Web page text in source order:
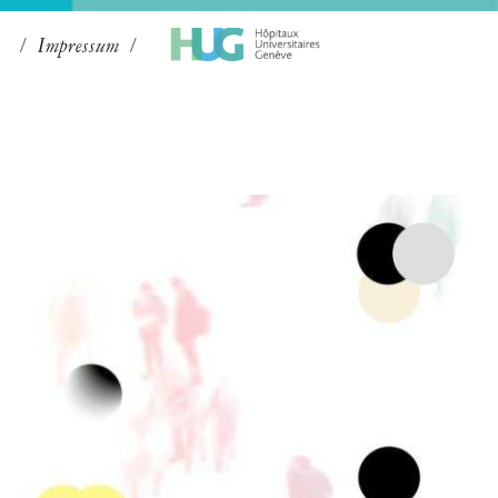
Impressum